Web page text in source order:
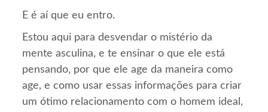
E é aí que eu entro.
Estou aqui para desvendar o mistério da
mente asculina, e te ensinar o que ele está
pensando, por que ele age da maneira como
age, e como usar essas informações para criar
um ótimo relacionamento com o homem ideal,